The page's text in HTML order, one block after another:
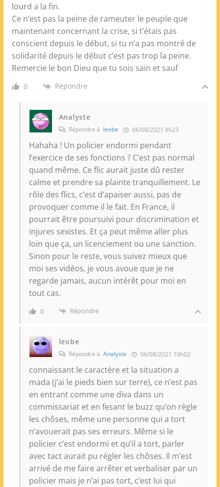
lourd a la fin.
Ce n’est pas la peine de rameuter le peuple que
maintenant concernant la crise, si t’étais pas
conscient depuis le début, si tu n’a pas montré de
solidarité depuis le début c’est pas trop la peine.
Remercie le bon Dieu que tu sois sain et sauf
0 Répondre
Analyste
Répondre à leobe 06/08/2021 9h23
Hahaha ! Un policier endormi pendant
l’exercice de ses fonctions ? C’est pas normal
quand même. Ce flic aurait juste dû rester
calme et prendre sa plainte tranquillement. Le
rôle des flics, c’est d’apaiser aussi, pas de
provoquer comme il le fait. En France, il
pourrait être poursuivi pour discrimination et
injures sexistes. Et ça peut même aller plus
loin que ça, un licenciement ou une sanction.
Sinon pour le reste, vous suivez mieux que
moi ses vidéos, je vous avoue que je ne
regarde jamais, aucun intérêt pour moi en
tout cas.
0 Répondre
leobe
Répondre à Analyste 06/08/2021 10h02
connaissant le caractère et la situation a
mada (j’ai le pieds bien sur terre), ce n’est pas
en entrant comme une diva dans un
commissariat et en fesant le buzz qu’on règle
les chôses, même une personne qui a tort
n’avouerait pas ses erreurs. Même si le
policier c’est endormi et qu’il a tort, parler
avec tact aurait pu régler les chôses. Il m’est
arrivé de me faire arrêter et verbaliser par un
policier mais je n’ai pas tort, c’est lui qui